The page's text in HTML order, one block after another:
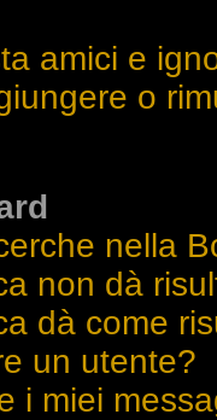
amici e
o
nella
non dà
dà come
un utente?
i miei